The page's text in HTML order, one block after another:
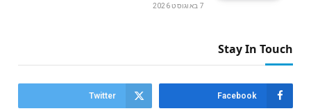
7 באוגוסט 2026
Stay In Touch
Facebook
Twitter